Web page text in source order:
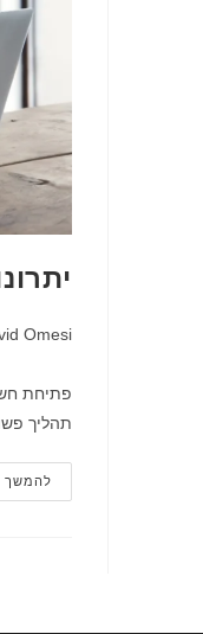
מחבר:
Omesi
פתיחת
תהליך
להמשך